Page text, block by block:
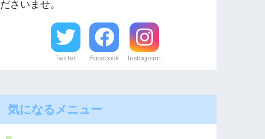
ださいませ。
Twitter Facebook Instagram
気になるメニュー